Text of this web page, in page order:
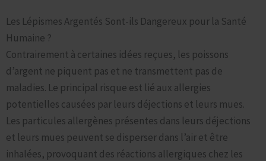
Les Lépismes Argentés Sont-ils Dangereux pour la Santé
Humaine ?
Contrairement à certaines idées reçues, les poissons
d’argent ne piquent pas et ne transmettent pas de
maladies. Le principal risque est lié aux allergies
potentielles causées par leurs déjections et leurs mues.
Les particules allergènes présentes dans leurs déjections
et leurs mues peuvent se disperser dans l’air et être
inhalées, provoquant des réactions allergiques chez les